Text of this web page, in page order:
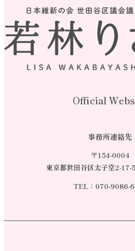
Official
事務所連絡先
〒154-0004
東京都世田谷区太子堂2-17-
TEL： 070-9086-